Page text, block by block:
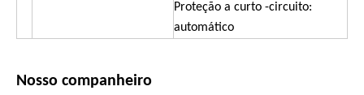
Proteção a curto -circuito:
automático
Nosso companheiro